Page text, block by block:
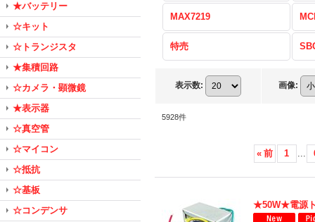
★バッテリー
☆キット
☆トランジスタ
★集積回路
☆カメラ・顕微鏡
★表示器
☆真空管
☆マイコン
☆抵抗
☆基板
☆コンデンサ
MAX7219
特売
表示数: 画像:
5928件
« 前 1 ...
★50W★電源